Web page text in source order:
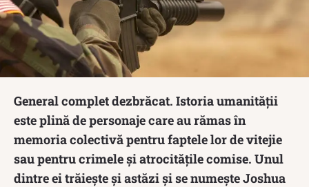
General complet dezbrăcat. Istoria umanității
este plină de personaje care au rămas în
memoria colectivă pentru faptele lor de vitejie
sau pentru crimele și atrocitățile comise. Unul
dintre ei trăiește și astăzi și se numește Joshua